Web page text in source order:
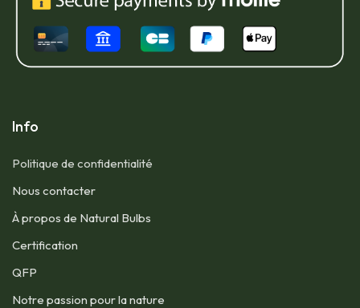
Info
Politique de confidentialité
Nous contacter​
À propos de Natural Bulbs
Certification
QFP​
Notre passion pour la nature